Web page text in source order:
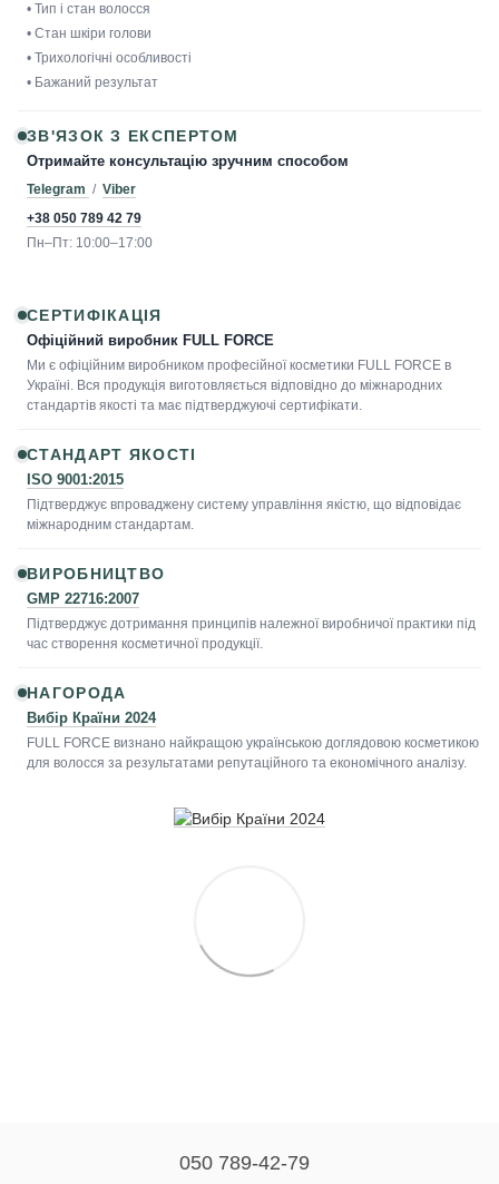
• Тип і стан волосся
• Стан шкіри голови
• Трихологічні особливості
• Бажаний результат
ЗВ'ЯЗОК З ЕКСПЕРТОМ
Отримайте консультацію зручним способом
Telegram / Viber
+38 050 789 42 79
Пн–Пт: 10:00–17:00
СЕРТИФІКАЦІЯ
Офіційний виробник FULL FORCE
Ми є офіційним виробником професійної косметики FULL FORCE в
Україні. Вся продукція виготовляється відповідно до міжнародних
стандартів якості та має підтверджуючі сертифікати.
СТАНДАРТ ЯКОСТІ
ISO 9001:2015
Підтверджує впроваджену систему управління якістю, що відповідає
міжнародним стандартам.
ВИРОБНИЦТВО
GMP 22716:2007
Підтверджує дотримання принципів належної виробничої практики під
час створення косметичної продукції.
НАГОРОДА
Вибір Країни 2024
FULL FORCE визнано найкращою українською доглядовою косметикою
для волосся за результатами репутаційного та економічного аналізу.
050 789-42-79